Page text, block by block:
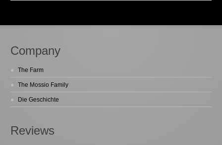
Company
The Farm
The Mossio Family
Die Geschichte
Reviews